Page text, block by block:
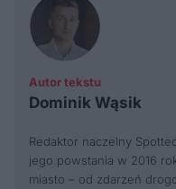
Autor tekstu
Dominik Wąsik
Redaktor naczelny
jego powstania w 2016
miasto – od zdarzeń